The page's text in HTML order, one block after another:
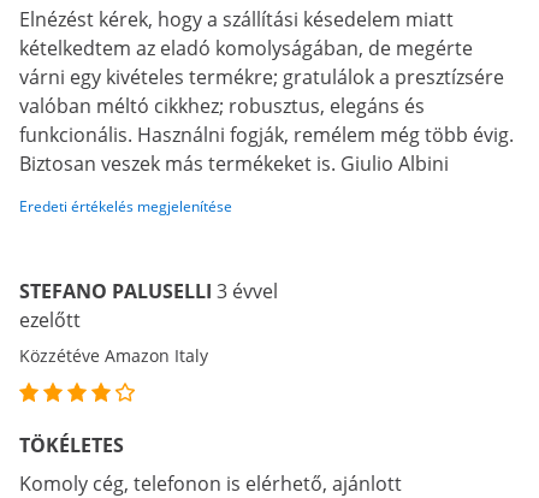
Elnézést kérek, hogy a szállítási késedelem miatt
kételkedtem az eladó komolyságában, de megérte
várni egy kivételes termékre; gratulálok a presztízsére
valóban méltó cikkhez; robusztus, elegáns és
funkcionális. Használni fogják, remélem még több évig.
Biztosan veszek más termékeket is. Giulio Albini
Eredeti értékelés megjelenítése
STEFANO PALUSELLI 3 évvel
ezelőtt
Közzétéve Amazon Italy
TÖKÉLETES
Komoly cég, telefonon is elérhető, ajánlott